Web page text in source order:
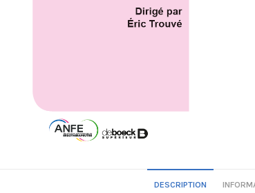
DESCRIPTION